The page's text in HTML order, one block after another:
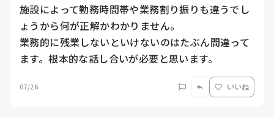
施設によって勤務時間帯や業務割り振りも違うでし
ょうから何が正解かわかりません。
業務的に残業しないといけないのはたぶん間違って
ます。根本的な話し合いが必要と思います。
07/26 いいね